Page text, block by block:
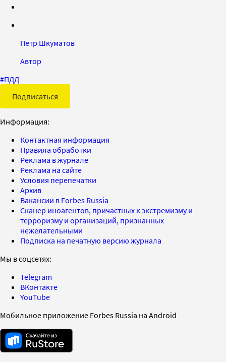
Петр Шкуматов
Автор
#ПДД
Подписаться
Информация:
Контактная информация
Правила обработки
Реклама в журнале
Реклама на сайте
Условия перепечатки
Архив
Вакансии в Forbes Russia
Сканер иноагентов, причастных к экстремизму и
терроризму и организаций, признанных
нежелательными
Подписка на печатную версию журнала
Мы в соцсетях:
Telegram
ВКонтакте
YouTube
Мобильное приложение Forbes Russia на Android